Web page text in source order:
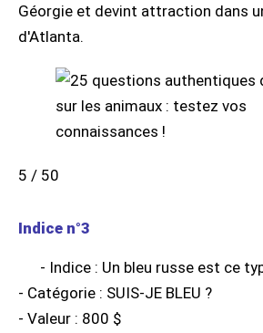
Géorgie et devint attraction dans
d'Atlanta.
5 / 50
Indice n°3
- Indice : Un bleu russe est ce
- Catégorie : SUIS-JE BLEU ?
- Valeur : 800 $